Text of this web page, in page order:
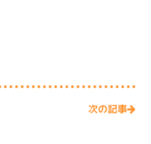
次の記事